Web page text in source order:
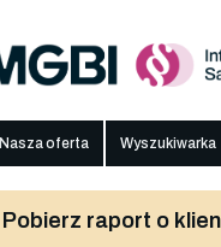
Nasza oferta Wyszukiwarka
Pobierz raport o